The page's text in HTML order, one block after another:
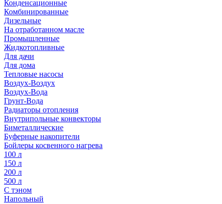
Конденсационные
Комбинированные
Дизельные
На отработанном масле
Промышленные
Жидкотопливные
Для дачи
Для дома
Тепловые насосы
Воздух-Воздух
Воздух-Вода
Грунт-Вода
Радиаторы отопления
Внутрипольные конвекторы
Биметаллические
Буферные накопители
Бойлеры косвенного нагрева
100 л
150 л
200 л
500 л
С тэном
Напольный